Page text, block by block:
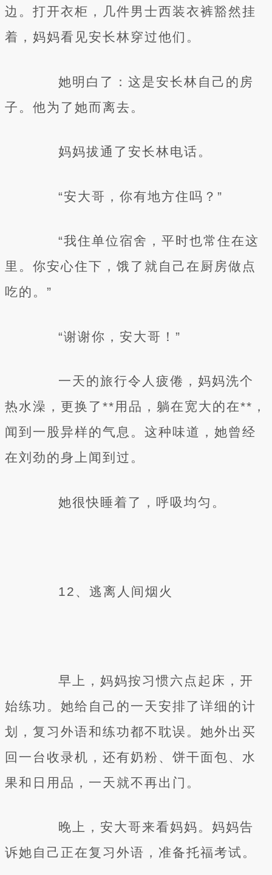
边。打开衣柜，几件男士西装衣裤豁然挂
着，妈妈看见安长林穿过他们。
她明白了：这是安长林自己的房
子。他为了她而离去。
妈妈拔通了安长林电话。
“安大哥，你有地方住吗？”
“我住单位宿舍，平时也常住在这
里。你安心住下，饿了就自己在厨房做点
吃的。”
“谢谢你，安大哥！”
一天的旅行令人疲倦，妈妈洗个
热水澡，更换了**用品，躺在宽大的在**，
闻到一股异样的气息。这种味道，她曾经
在刘劲的身上闻到过。
她很快睡着了，呼吸均匀。
12、逃离人间烟火
早上，妈妈按习惯六点起床，开
始练功。她给自己的一天安排了详细的计
划，复习外语和练功都不耽误。她外出买
回一台收录机，还有奶粉、饼干面包、水
果和日用品，一天就不再出门。
晚上，安大哥来看妈妈。妈妈告
诉她自己正在复习外语，准备托福考试。